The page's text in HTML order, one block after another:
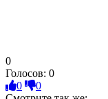
0
Голосов: 0
0
0